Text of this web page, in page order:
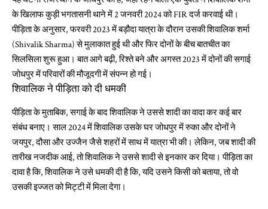
के खिलाफ कुड़ी भगतासनी थाने में 2 जनवरी 2024 को FIR दर्ज करवाई थी।
पीड़िता के अनुसार, फरवरी 2023 में बड़ौदा यात्रा के दौरान उसकी शिवालिक शर्मा
(Shivalik Sharma) से मुलाकात हुई थी और फिर दोनों के बीच बातचीत का
सिलसिला शुरू हुआ। बात आगे बढ़ी, रिश्ते बने और अगस्त 2023 में दोनों की सगाई
जोधपुर में परिवारों की मौजूदगी में संपन्न हो गई।
शिवालिक ने पीड़िता को दी धमकी
पीड़िता के मुताबिक, सगाई के बाद शिवालिक ने उससे शादी का वादा कर कई बार
संबंध बनाए। साल 2024 में शिवालिक उसके घर जोधपुर में रुका और दोनों ने
जयपुर, दौसा और उज्जैन जैसे शहरों में साथ में यात्रा भी की। लेकिन, जब शादी की
तारीख नजदीक आई, तो शिवालिक ने उससे शादी से इनकार कर दिया। पीड़िता का
दावा है कि, शिवालिक ने उसे धमकी दी है कि, यदि उसने किसी को बताया, तो वो
उसकी इज्जत को मिट्टी में मिला देगा।